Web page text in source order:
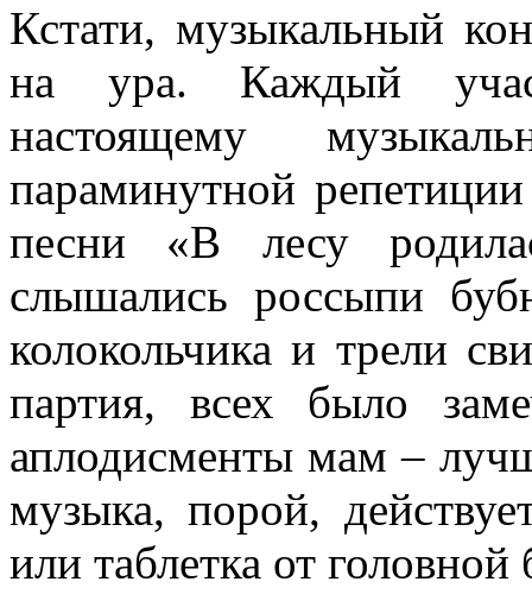
Кстати, музыкальный
на ура. Каждый
настоящему
параминутной
песни «В лесу
слышались россыпи
колокольчика и трели
партия, всех было
аплодисменты мам –
музыка, порой,
или таблетка от